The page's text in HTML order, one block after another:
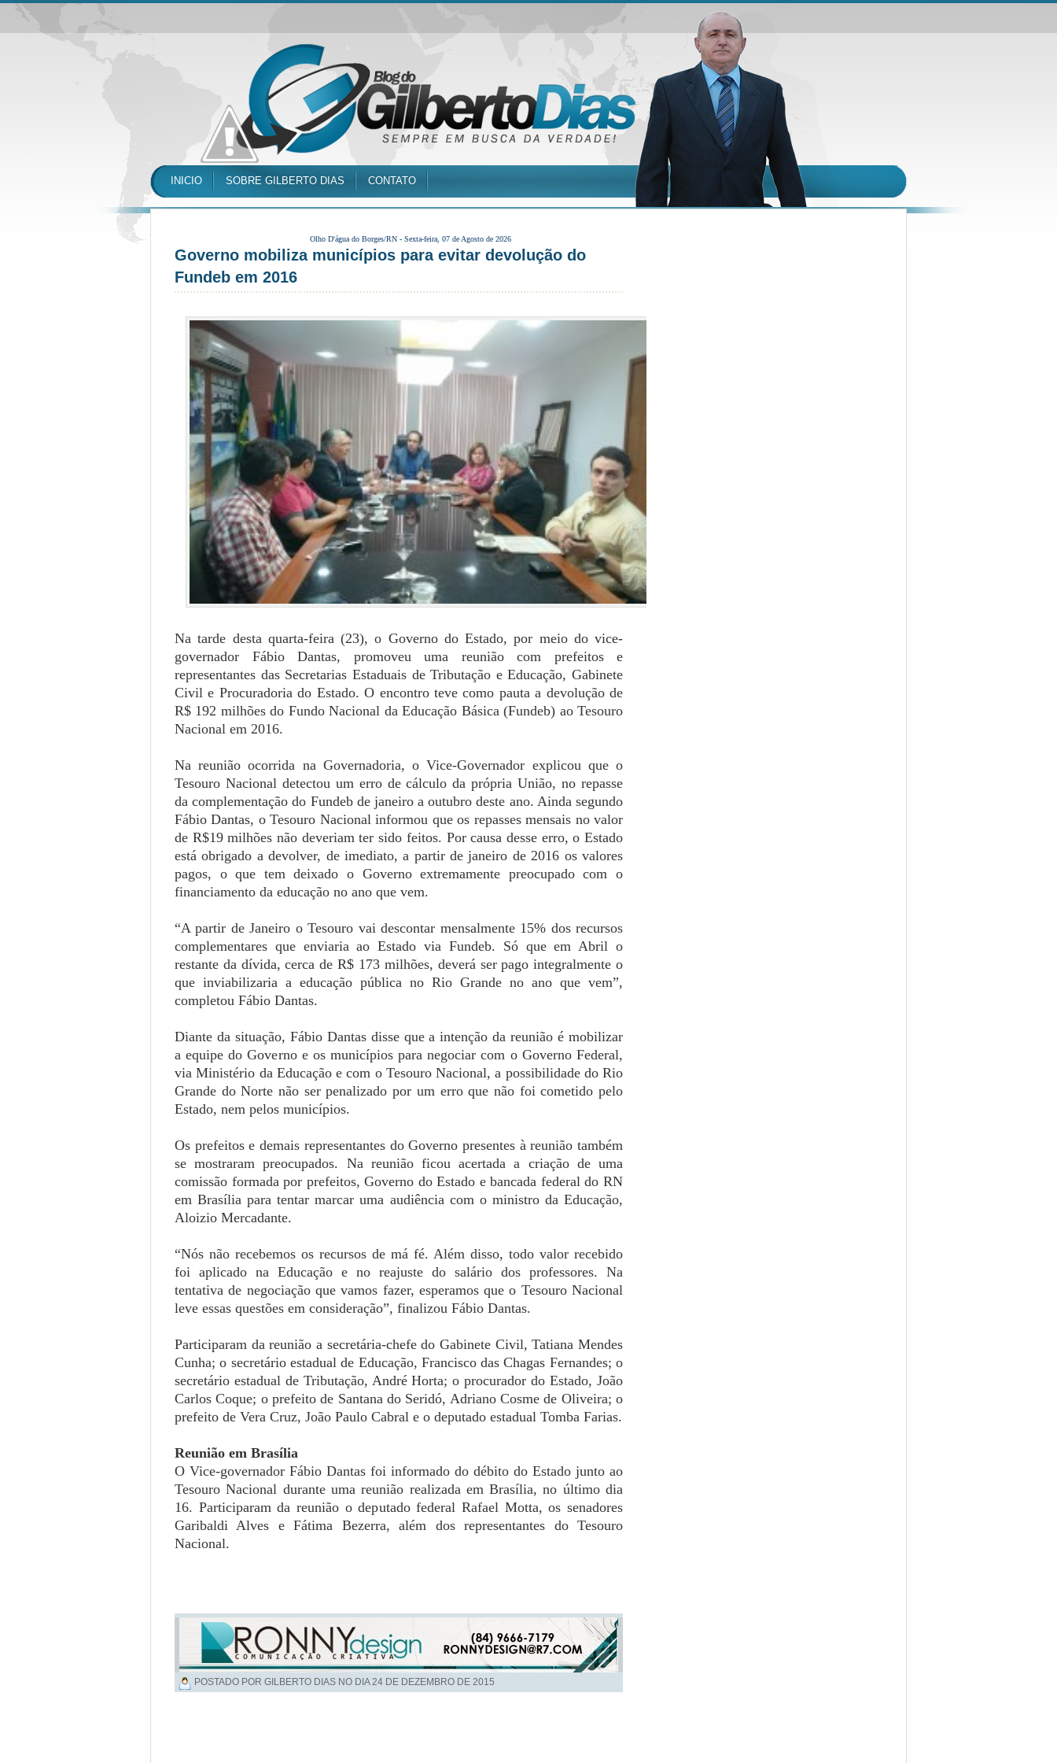
INICIO SOBRE GILBERTO DIAS CONTATO
Olho D'água do Borges/RN - Sexta-feira, 07 de Agosto de 2026
Governo mobiliza municípios para evitar devolução do
Fundeb em 2016
Na tarde desta quarta-feira (23), o Governo do Estado, por meio do vice-
governador Fábio Dantas, promoveu uma reunião com prefeitos e
representantes das Secretarias Estaduais de Tributação e Educação, Gabinete
Civil e Procuradoria do Estado. O encontro teve como pauta a devolução de
R$ 192 milhões do Fundo Nacional da Educação Básica (Fundeb) ao Tesouro
Nacional em 2016.
Na reunião ocorrida na Governadoria, o Vice-Governador explicou que o
Tesouro Nacional detectou um erro de cálculo da própria União, no repasse
da complementação do Fundeb de janeiro a outubro deste ano. Ainda segundo
Fábio Dantas, o Tesouro Nacional informou que os repasses mensais no valor
de R$19 milhões não deveriam ter sido feitos. Por causa desse erro, o Estado
está obrigado a devolver, de imediato, a partir de janeiro de 2016 os valores
pagos, o que tem deixado o Governo extremamente preocupado com o
financiamento da educação no ano que vem.
“A partir de Janeiro o Tesouro vai descontar mensalmente 15% dos recursos
complementares que enviaria ao Estado via Fundeb. Só que em Abril o
restante da dívida, cerca de R$ 173 milhões, deverá ser pago integralmente o
que inviabilizaria a educação pública no Rio Grande no ano que vem”,
completou Fábio Dantas.
Diante da situação, Fábio Dantas disse que a intenção da reunião é mobilizar
a equipe do Governo e os municípios para negociar com o Governo Federal,
via Ministério da Educação e com o Tesouro Nacional, a possibilidade do Rio
Grande do Norte não ser penalizado por um erro que não foi cometido pelo
Estado, nem pelos municípios.
Os prefeitos e demais representantes do Governo presentes à reunião também
se mostraram preocupados. Na reunião ficou acertada a criação de uma
comissão formada por prefeitos, Governo do Estado e bancada federal do RN
em Brasília para tentar marcar uma audiência com o ministro da Educação,
Aloizio Mercadante.
“Nós não recebemos os recursos de má fé. Além disso, todo valor recebido
foi aplicado na Educação e no reajuste do salário dos professores. Na
tentativa de negociação que vamos fazer, esperamos que o Tesouro Nacional
leve essas questões em consideração”, finalizou Fábio Dantas.
Participaram da reunião a secretária-chefe do Gabinete Civil, Tatiana Mendes
Cunha; o secretário estadual de Educação, Francisco das Chagas Fernandes; o
secretário estadual de Tributação, André Horta; o procurador do Estado, João
Carlos Coque; o prefeito de Santana do Seridó, Adriano Cosme de Oliveira; o
prefeito de Vera Cruz, João Paulo Cabral e o deputado estadual Tomba Farias.
Reunião em Brasília
O Vice-governador Fábio Dantas foi informado do débito do Estado junto ao
Tesouro Nacional durante uma reunião realizada em Brasília, no último dia
16. Participaram da reunião o deputado federal Rafael Motta, os senadores
Garibaldi Alves e Fátima Bezerra, além dos representantes do Tesouro
Nacional.
POSTADO POR GILBERTO DIAS NO DIA 24 DE DEZEMBRO DE 2015